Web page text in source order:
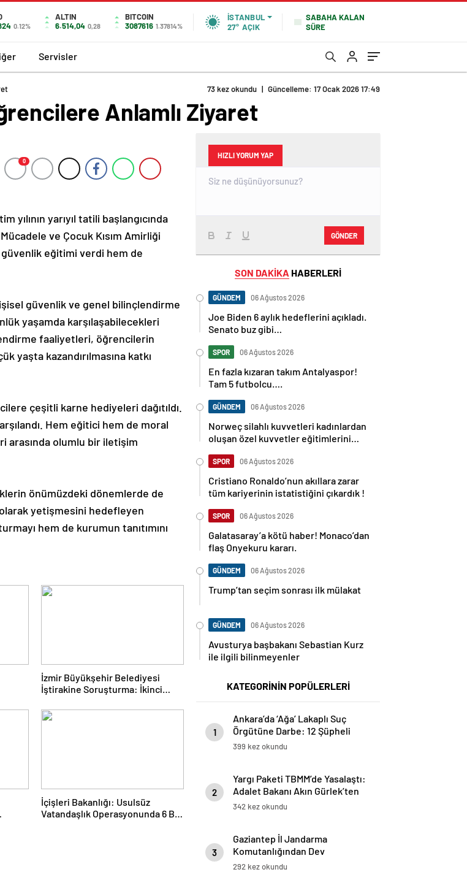
0.12%
ALTIN
6.514,04 0,28
BITCOIN
3087616 1.37814%
İSTANBUL
27° AÇIK
SABAHA KALAN
SÜRE
Servisler
73 kez okundu | Güncelleme: 17 Ocak 2026 17:49
Anlamlı Ziyaret
0
yarıyıl tatili başlangıcında
ve Çocuk Kısım Amirliği
eğitimi verdi hem de
güvenlik ve genel bilinçlendirme
yaşamda karşılaşabilecekleri
faaliyetleri, öğrencilerin
yaşta kazandırılmasına katkı
çeşitli karne hediyeleri dağıtıldı.
Hem eğitici hem de moral
arasında olumlu bir iletişim
önümüzdeki dönemlerde de
yetişmesini hedefleyen
hem de kurumun tanıtımını
İzmir Büyükşehir Belediyesi
İştirakine Soruşturma: İkinci
İçişleri Bakanlığı: Usulsüz
Vatandaşlık Operasyonunda 6 Bin
HIZLI YORUM YAP
GÖNDER
SON DAKİKA HABERLERİ
GÜNDEM 06 Ağustos 2026
Joe Biden 6 aylık hedeflerini açıkladı.
Senato buz gibi…
SPOR 06 Ağustos 2026
En fazla kızaran takım Antalyaspor!
Tam 5 futbolcu….
GÜNDEM 06 Ağustos 2026
Norweç silahlı kuvvetleri kadınlardan
oluşan özel kuvvetler eğitimlerini
SPOR 06 Ağustos 2026
Cristiano Ronaldo’nun akıllara zarar
tüm kariyerinin istatistiğini çıkardık !
SPOR 06 Ağustos 2026
Galatasaray’a kötü haber! Monaco’dan
flaş Onyekuru kararı.
GÜNDEM 06 Ağustos 2026
Trump’tan seçim sonrası ilk mülakat
GÜNDEM 06 Ağustos 2026
Avusturya başbakanı Sebastian Kurz
ile ilgili bilinmeyenler
KATEGORİNİN POPÜLERLERİ
1
Ankara’da ‘Ağa’ Lakaplı Suç
Örgütüne Darbe: 12 Şüpheli
Tutuklandı
399 kez okundu
2
Yargı Paketi TBMM’de Yasalaştı:
Adalet Bakanı Akın Gürlek’ten
Reform Vurgusu
342 kez okundu
3
Gaziantep İl Jandarma
Komutanlığından Dev
Operasyon: 170 Kaçakçılık Ve
292 kez okundu